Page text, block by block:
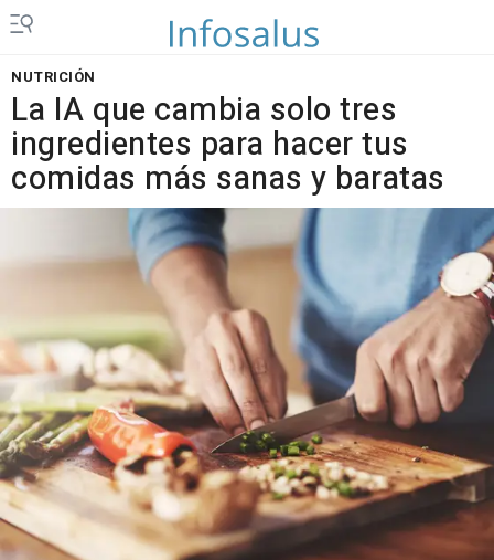
NUTRICIÓN
La IA que cambia solo tres
ingredientes para hacer tus
comidas más sanas y baratas